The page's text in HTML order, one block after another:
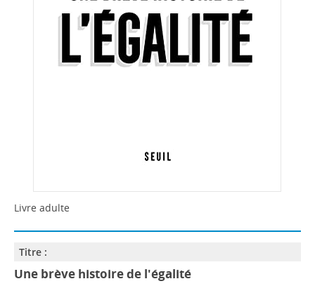
Livre adulte
Titre :
Une brève histoire de l'égalité